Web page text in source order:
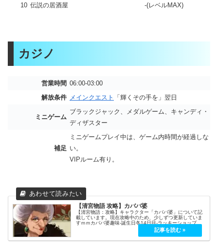
10 伝説の居酒屋 -(レベルMAX)
カジノ
営業時間 06:00-03:00
解放条件 メインクエスト 「輝くその手を」翌日
ミニゲーム
ブラックジャック、メダルゲーム、キャンディ・
ディザスター
補足
ミニゲームプレイ中は、ゲーム内時間が経過しな
い。
VIPルーム有り。
【清宮物語 攻略】カババ婆
【清宮物語：攻略】キャラクター「カババ婆」について記
載しています。現在攻略中のため、少しずつ更新していま
すｍｍカババ婆趣味-誕生日冬14日目-ラッキーショップチ
100010001010505010010020020...